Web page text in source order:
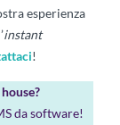
esperienza
instant
!
da software!